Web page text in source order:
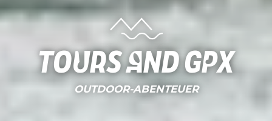
Tours and gpx
OUTDOOR-ABENTEUER